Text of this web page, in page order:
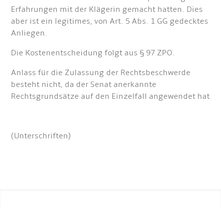
Erfahrungen mit der Klägerin gemacht hatten. Dies
aber ist ein legitimes, von Art. 5 Abs. 1 GG gedecktes
Anliegen.
Die Kostenentscheidung folgt aus § 97 ZPO.
Anlass für die Zulassung der Rechtsbeschwerde
besteht nicht, da der Senat anerkannte
Rechtsgrundsätze auf den Einzelfall angewendet hat
(Unterschriften)